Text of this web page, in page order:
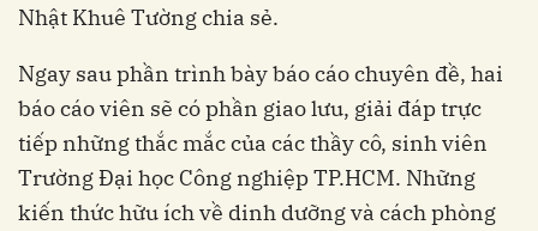
Nhật Khuê Tường chia sẻ.
Ngay sau phần trình bày báo cáo chuyên đề, hai
báo cáo viên sẽ có phần giao lưu, giải đáp trực
tiếp những thắc mắc của các thầy cô, sinh viên
Trường Đại học Công nghiệp TP.HCM. Những
kiến thức hữu ích về dinh dưỡng và cách phòng